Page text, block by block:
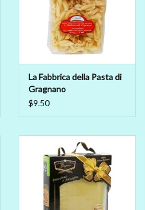
La Fabbrica della Pasta di
Gragnano
Pasta di Gragnano IGP/PGI -
$9.50